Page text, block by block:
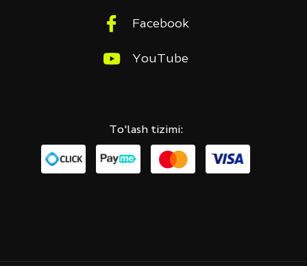
Facebook
YouTube
To'lash tizimi: